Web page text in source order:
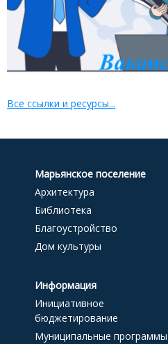
Все ссылки и ресурсы...
Марьянское поселение
Архитектура
Библиотека
Благоустройство
Дом культуры
Информация
Инициативное
бюджетирование
Муниципальные программы